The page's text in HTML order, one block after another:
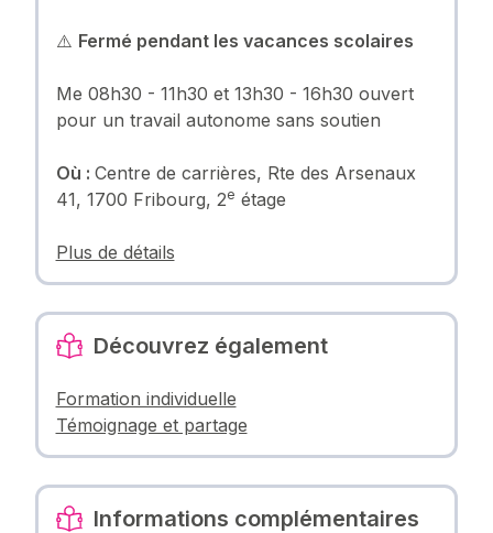
⚠️ Fermé pendant les vacances scolaires
Me 08h30 - 11h30 et 13h30 - 16h30 ouvert
pour un travail autonome sans soutien
Où : Centre de carrières, Rte des Arsenaux
41, 1700 Fribourg, 2e étage
Plus de détails
Découvrez également
Formation individuelle
Témoignage et partage
Informations complémentaires